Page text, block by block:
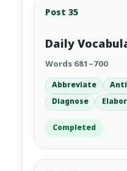
Post 35
Daily
Words 681–700
Abbreviate
Diagnose
Completed